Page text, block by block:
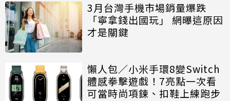
3月台灣手機市場銷量爆跌
「寧拿錢出國玩」 網曝這原因
才是關鍵
懶人包／小米手環8變Switch
體感拳擊遊戲！7亮點一次看
可當時尚項鍊、扣鞋上練跑步